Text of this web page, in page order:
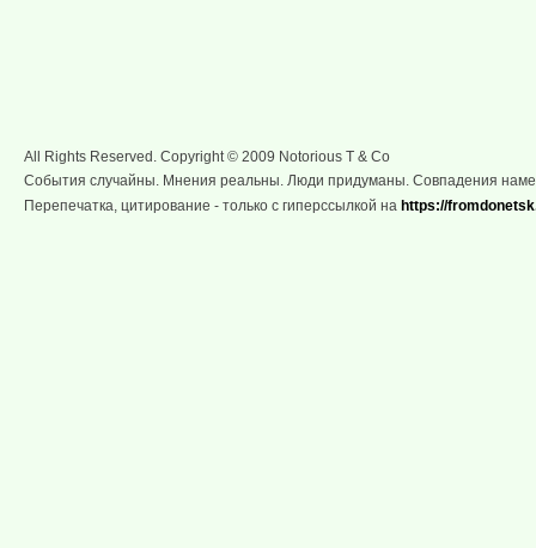
All Rights Reserved. Copyright © 2009 Notorious T & Co
События случайны. Мнения реальны. Люди придуманы. Совпадения
Перепечатка, цитирование - только с гиперссылкой на https://